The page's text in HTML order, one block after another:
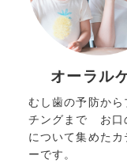
オーラル
むし歯の予防から
チングまで お口
について集めたカ
ーです。